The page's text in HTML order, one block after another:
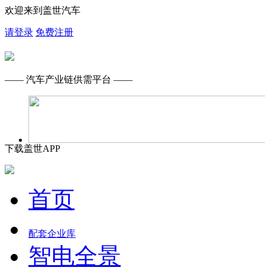
欢迎来到盖世汽车
请登录 免费注册
—— 汽车产业链供需平台 ——
下载盖世APP
首页
配套企业库
智电全景